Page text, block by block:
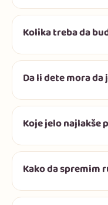
Kolika treba da
Da li dete mora da
Koje jelo najlakše
Kako da spremim